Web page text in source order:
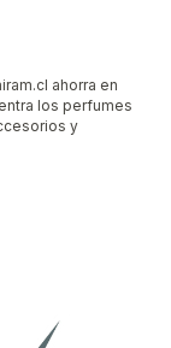
ahorra en
los perfumes
y